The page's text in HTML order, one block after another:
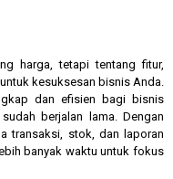
harga, tetapi tentang fitur,
kesuksesan bisnis Anda.
dan efisien bagi bisnis
berjalan lama. Dengan
transaksi, stok, dan laporan
banyak waktu untuk fokus